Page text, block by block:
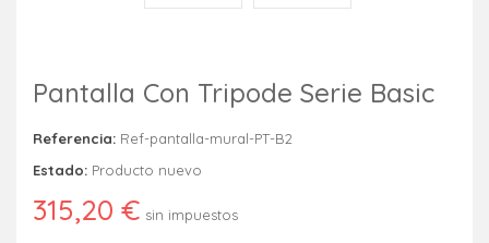
Pantalla Con Tripode Serie Basic
Referencia: Ref-pantalla-mural-PT-B2
Estado: Producto nuevo
315,20 € sin impuestos